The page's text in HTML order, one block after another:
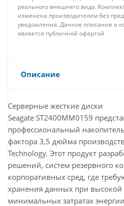
реального внешнего вида.
изменена производителем без
уведомления. Данное описание и
является публичной офертой
Описание
Серверные жесткие диски
Seagate ST2400MM0159
профессиональный
фактора 3,5 дюйма
Technology. Этот продукт
решений, систем резервного
корпоративных сред, где
хранения данных при высокой
минимальных затратах